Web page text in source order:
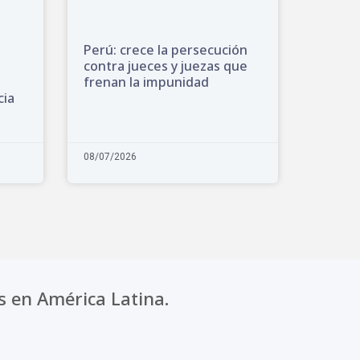
Perú: crece la persecución
contra jueces y juezas que
frenan la impunidad
08/07/2026
en América Latina.